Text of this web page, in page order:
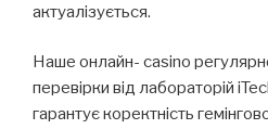
актуалізується.
Наше онлайн- casino
перевірки від лабораторій
гарантує коректність